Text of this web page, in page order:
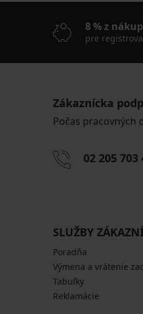
8 % z
pre
Zákaznícka
Počas pracovných
02 205 703
SLUŽBY
Poradňa
Výmena a vrátenie
Tabuľky
Reklamácie